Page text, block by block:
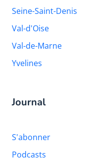
Seine-Saint-Denis
Val-d'Oise
Val-de-Marne
Yvelines
Journal
S'abonner
Podcasts